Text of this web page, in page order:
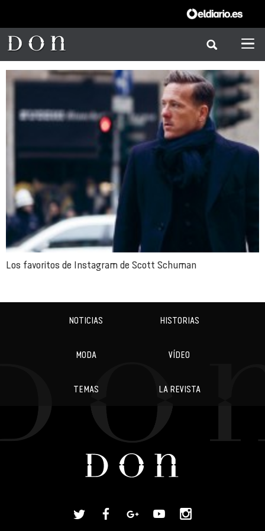
Los favoritos de Instagram de Scott Schuman
NOTICIAS HISTORIAS
MODA VÍDEO
TEMAS LA REVISTA